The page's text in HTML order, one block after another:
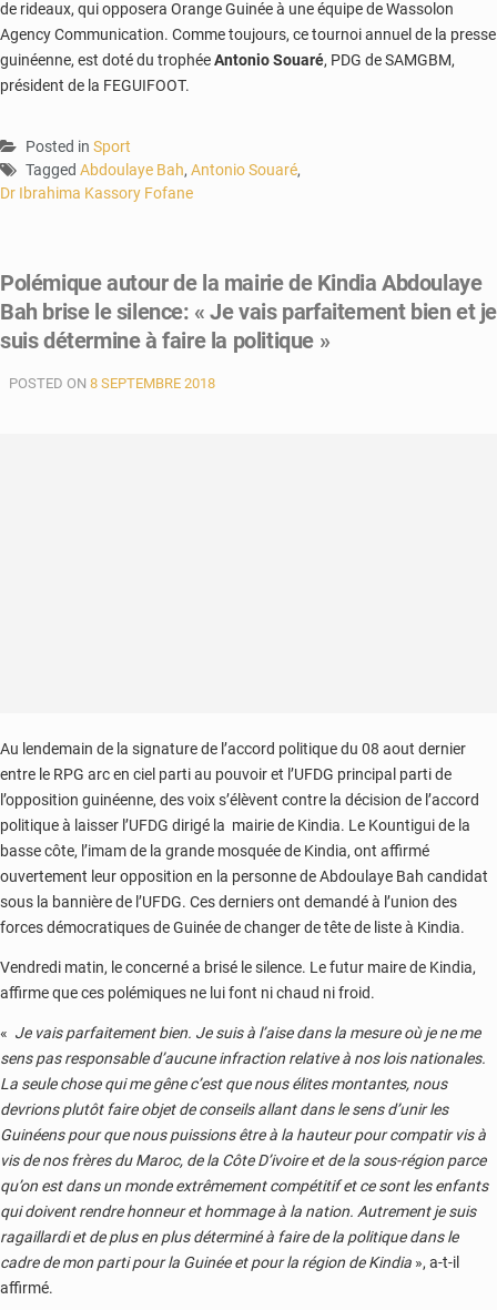
de rideaux, qui opposera Orange Guinée à une équipe de Wassolon
Agency Communication. Comme toujours, ce tournoi annuel de la presse
guinéenne, est doté du trophéeAntonio Souaré, PDG de SAMGBM,
président de la FEGUIFOOT.
Posted in Sport
Tagged Abdoulaye Bah, Antonio Souaré,
Dr Ibrahima Kassory Fofane
Polémique autour de la mairie de Kindia Abdoulaye
Bah brise le silence: « Je vais parfaitement bien et je
suis détermine à faire la politique »
POSTED ON 8 SEPTEMBRE 2018
Au lendemain de la signature de l’accord politique du 08 aout dernier
entre le RPG arc en ciel parti au pouvoir et l’UFDG principal parti de
l’opposition guinéenne, des voix s’élèvent contre la décision de l’accord
politique à laisser l’UFDG dirigé la mairie de Kindia. Le Kountigui de la
basse côte, l’imam de la grande mosquée de Kindia, ont affirmé
ouvertement leur opposition en la personne de Abdoulaye Bah candidat
sous la bannière de l’UFDG. Ces derniers ont demandé à l’union des
forces démocratiques de Guinée de changer de tête de liste à Kindia.
Vendredi matin, le concerné a brisé le silence. Le futur maire de Kindia,
affirme que ces polémiques ne lui font ni chaud ni froid.
« Je vais parfaitement bien. Je suis à l’aise dans la mesure où je ne me
sens pas responsable d’aucune infraction relative à nos lois nationales.
La seule chose qui me gêne c’est que nous élites montantes, nous
devrions plutôt faire objet de conseils allant dans le sens d’unir les
Guinéens pour que nous puissions être à la hauteur pour compatir vis à
vis de nos frères du Maroc, de la Côte D’ivoire et de la sous-région parce
qu’on est dans un monde extrêmement compétitif et ce sont les enfants
qui doivent rendre honneur et hommage à la nation. Autrement je suis
ragaillardi et de plus en plus déterminé à faire de la politique dans le
cadre de mon parti pour la Guinée et pour la région de Kindia », a-t-il
affirmé.